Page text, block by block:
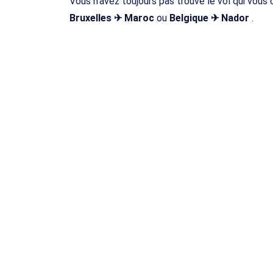
Bruxelles ✈ Maroc ou Belgique ✈ Nador .